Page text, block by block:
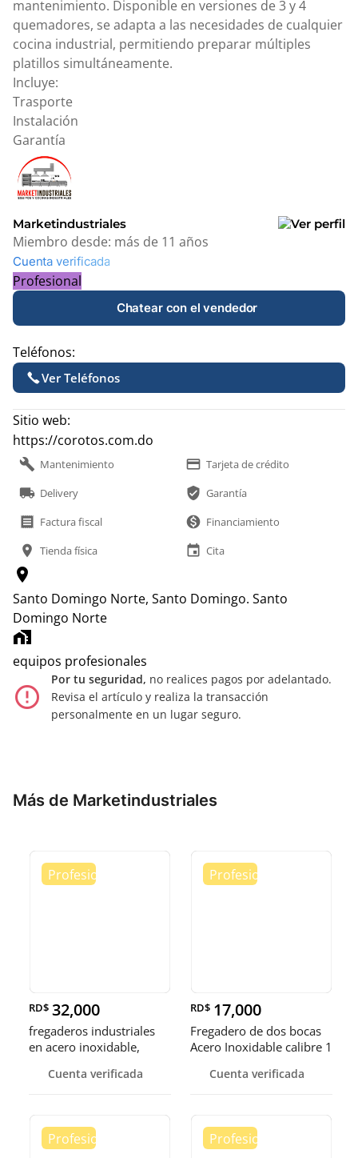
mantenimiento. Disponible en versiones de 3 y 4
quemadores, se adapta a las necesidades de cualquier
cocina industrial, permitiendo preparar múltiples
platillos simultáneamente.
Incluye:
Trasporte
Instalación
Garantía
Marketindustriales
Miembro desde: más de 11 años
Cuenta verificada
Profesional
Chatear con el vendedor
Teléfonos:
Ver Teléfonos
Sitio web:
https://corotos.com.do
build Mantenimiento payment Tarjeta de crédito
local_shipping Delivery verified_user Garantía
receipt Factura fiscal monetization_on Financiamiento
location_on Tienda física event Cita
location_on
Santo Domingo Norte, Santo Domingo. Santo
Domingo Norte
home_work
equipos profesionales
error_outline
Por tu seguridad, no realices pagos por adelantado.
Revisa el artículo y realiza la transacción
personalmente en un lugar seguro.
Más de Marketindustriales
RD$ 32,000
fregaderos industriales
en acero inoxidable,
Cuenta verificada
RD$ 17,000
Fregadero de dos bocas
Acero Inoxidable calibre 1
Cuenta verificada